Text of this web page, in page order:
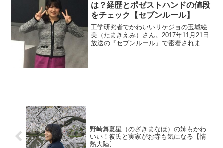
は？経歴とポゼストハンドの値段
をチェック【セブンルール】
工学研究者でかわいいリケジョの玉城絵
美（たまきえみ）さん。2017年11月21日
放送の『セブンルール』で密着されま
野崎舞夏星（のざきまなほ）の姉もかわ
いい！彼氏と実家がお寺も気になる【情
熱大陸】